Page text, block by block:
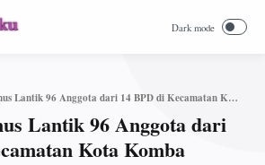
Jaghur Stefanus Lantik 96 Anggota dari 14 BPD di Kecamatan Kota Komba
Lantik 96 Anggota dari
Kota Komba